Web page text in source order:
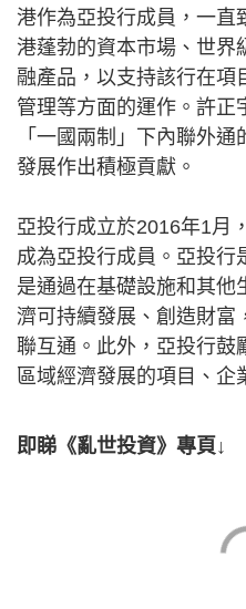
港作為亞投行成員，一直
港蓬勃的資本市場、世界
融產品，以支持該行在項
管理等方面的運作。許正
「一國兩制」下內聯外
發展作出積極貢獻。
亞投行成立於2016年1月
成為亞投行成員。亞投行
是通過在基礎設施和其他
濟可持續發展、創造財富
聯互通。此外，亞投行鼓
區域經濟發展的項目、企
即睇《亂世投資》專頁↓